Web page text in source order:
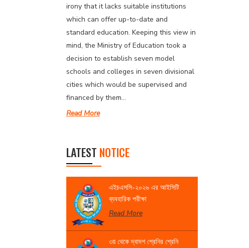
irony that it lacks suitable institutions
which can offer up-to-date and
standard education. Keeping this view in
mind, the Ministry of Education took a
decision to establish seven model
schools and colleges in seven divisional
cities which would be supervised and
financed by them...
Read More
LATEST NOTICE
এইচএসসি-২০২৬ এর আইসিটি
ব্যবহারিক পরীক্ষা
Read More
৩য় থেকে দ্বাদশ শ্রেনির শ্রেনি